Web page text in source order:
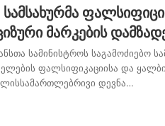
სამსახურმა
მარკების
სამინისტროს საგამოძიებო
ფალსიფიკაციისა და ყალბი
დევნა…